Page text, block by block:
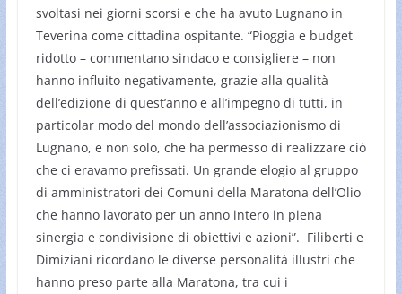
svoltasi nei giorni scorsi e che ha avuto Lugnano in
Teverina come cittadina ospitante. “Pioggia e budget
ridotto – commentano sindaco e consigliere – non
hanno influito negativamente, grazie alla qualità
dell’edizione di quest’anno e all’impegno di tutti, in
particolar modo del mondo dell’associazionismo di
Lugnano, e non solo, che ha permesso di realizzare ciò
che ci eravamo prefissati. Un grande elogio al gruppo
di amministratori dei Comuni della Maratona dell’Olio
che hanno lavorato per un anno intero in piena
sinergia e condivisione di obiettivi e azioni”. Filiberti e
Dimiziani ricordano le diverse personalità illustri che
hanno preso parte alla Maratona, tra cui i